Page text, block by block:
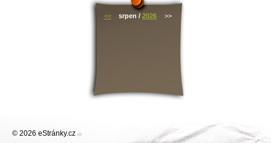
<< srpen / 2026 >>
© 2026 eStránky.cz